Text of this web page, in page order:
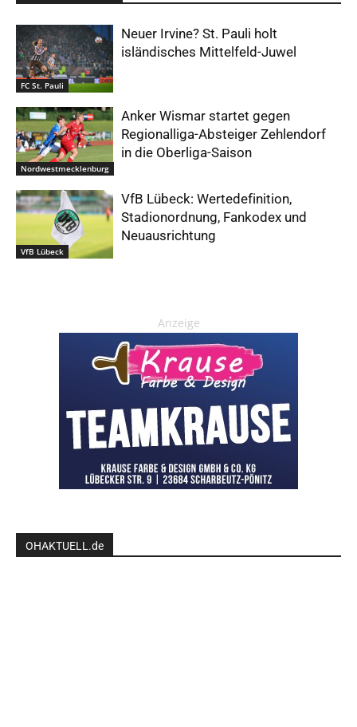
FC St. Pauli
Neuer Irvine? St. Pauli holt
isländisches Mittelfeld-Juwel
Nordwestmecklenburg
Anker Wismar startet gegen
Regionalliga-Absteiger Zehlendorf
in die Oberliga-Saison
VfB Lübeck
VfB Lübeck: Wertedefinition,
Stadionordnung, Fankodex und
Neuausrichtung
Anzeige
OHAKTUELL.de